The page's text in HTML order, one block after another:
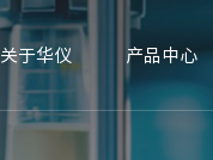
关于华仪 产品中心